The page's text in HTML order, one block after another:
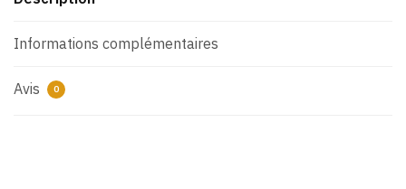
Informations complémentaires
Avis 0